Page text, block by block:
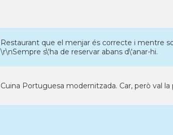
Restaurant que el menjar és correcte i mentre
\r\nSempre s\'ha de reservar abans d\'anar-hi.
Cuina Portuguesa modernitzada. Car, però val la